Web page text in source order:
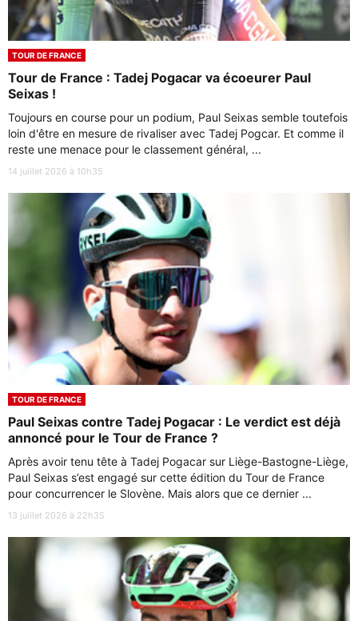
TOUR DE FRANCE
Tour de France : Tadej Pogacar va écoeurer Paul
Seixas !
Toujours en course pour un podium, Paul Seixas semble toutefois
loin d'être en mesure de rivaliser avec Tadej Pogcar. Et comme il
reste une menace pour le classement général, ...
14 juillet 2026 à 10h35
TOUR DE FRANCE
Paul Seixas contre Tadej Pogacar : Le verdict est déjà
annoncé pour le Tour de France ?
Après avoir tenu tête à Tadej Pogacar sur Liège-Bastogne-Liège,
Paul Seixas s’est engagé sur cette édition du Tour de France
pour concurrencer le Slovène. Mais alors que ce dernier ...
13 juillet 2026 à 22h35